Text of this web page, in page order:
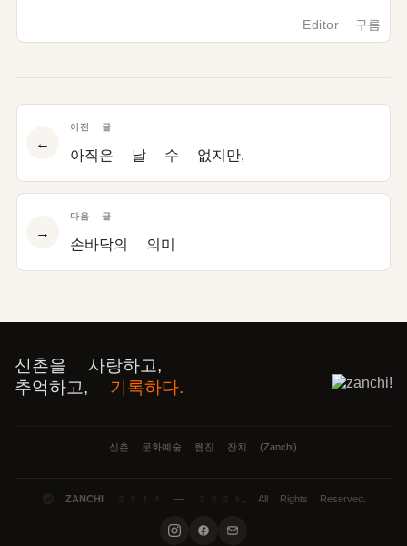
Editor 구름
←
이전 글
아직은 날 수 없지만,
다음 글
손바닥의 의미
→
신촌을 사랑하고,
추억하고, 기록하다.
신촌 문화예술 웹진 잔치 (Zanchi)
© ZANCHI 2014 — 2026. All Rights Reserved.